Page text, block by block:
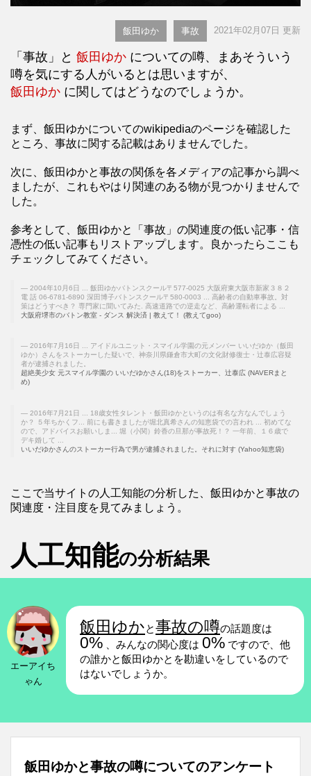
飯田ゆか 事故 2021年02月07日 更新
「事故」と 飯田ゆか についての噂、まあそういう
噂を気にする人がいるとは思いますが、
飯田ゆか に関してはどうなのでしょうか。
まず、飯田ゆかについてのwikipediaのページを確認した
ところ、事故に関する記載はありませんでした。
次に、飯田ゆかと事故の関係を各メディアの記事から調べ
ましたが、これもやはり関連のある物が見つかりませんで
した。
参考として、飯田ゆかと「事故」の関連度の低い記事・信
憑性の低い記事もリストアップします。良かったらここも
チェックしてみてください。
2004年10月6日 ... 飯田ゆかバトンスクール〒577-0025 大阪府東大阪市新家３８２
電 話 06-6781-6890 深田博子バトンスクール〒580-0003 ... 高齢者の自動車事故。対
策はどうすべき？ 専門家に聞いてみた. 高速道路での逆走など、高齢運転者による ...
大阪府堺市のバトン教室 - ダンス 解決済 | 教えて！ (教えてgoo)
2016年7月16日 ... アイドルユニット・スマイル学園の元メンバー いいだゆか（飯田
ゆか）さんをストーカーした疑いで、神奈川県鎌倉市大町の文化財修復士・辻泰広容疑
者が逮捕されました。
超絶美少女 元スマイル学園の いいだゆかさん(18)をストーカー、辻泰広 (NAVERまと
め)
2016年7月21日 ... 18歳女性タレント・飯田ゆかというのは有名な方なんでしょう
か？ ５年ちかくフ... 前にも書きましたが堀北真希さんの知恵袋での言われ ... 初めてな
ので、アドバイスお願いしま... 堀（小関）鈴香の旦那が事故死！？ 一年前、１６歳で
デキ婚して ...
いいだゆかさんのストーカー行為で男が逮捕されました。それに対す (Yahoo知恵袋)
ここで当サイトの人工知能の分析した、飯田ゆかと事故の
関連度・注目度を見てみましょう。
人工知能の分析結果
エーアイち
ゃん
飯田ゆかと事故の噂の話題度は
0% 、みんなの関心度は 0% ですので、他
の誰かと飯田ゆかとを勘違いをしているので
はないでしょうか。
飯田ゆかと事故の噂についてのアンケート